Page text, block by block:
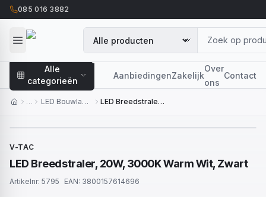
085 016 3882
Alle
categorieën
AanbiedingenZakelijk
Over
ons
Contact
… LED Bouwlampen LED Breedstraler, 20W, 3000K Warm Wit, Zwart
V-TAC
LED Breedstraler, 20W, 3000K Warm Wit, Zwart
Artikelnr: 5795 EAN: 3800157614696